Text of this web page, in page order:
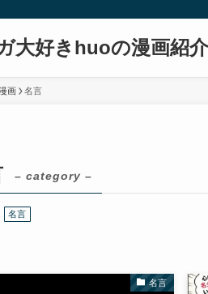
大好きhuoの漫画紹
画 名言
– category –
名言
名言